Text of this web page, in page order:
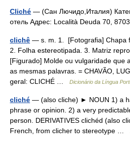
Cliché — (Сан Лючидо,Италия)
отель Адрес: Località Deuda 70,
clichê — s. m. 1. [Fotografia] Chapa
2. Folha estereotipada. 3. Matriz
[Figurado] Molde ou vulgaridade que
as mesmas palavras. = CHAVÃO,
geral: CLICHÉ …
Dicionário da Língua
cliché — (also cliche) ► NOUN 1) a
phrase or opinion. 2) a very
person. DERIVATIVES clichéd (also
French, from clicher to stereotype …